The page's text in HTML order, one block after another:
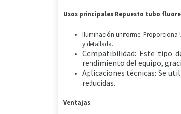
Usos principales Repuesto tubo
Iluminación uniforme: Proporciona
y detallada.
Compatibilidad: Este tipo
rendimiento del equipo,
Aplicaciones técnicas: Se
reducidas.
Ventajas